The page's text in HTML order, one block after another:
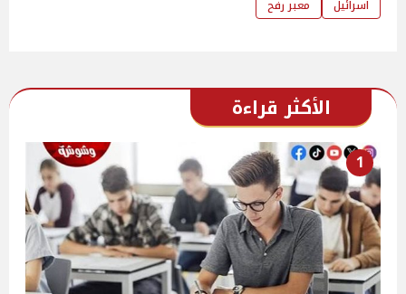
اسرائيل
معبر رفح
الأكثر قراءة
1